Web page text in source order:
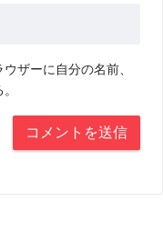
ザーに自分の名前、